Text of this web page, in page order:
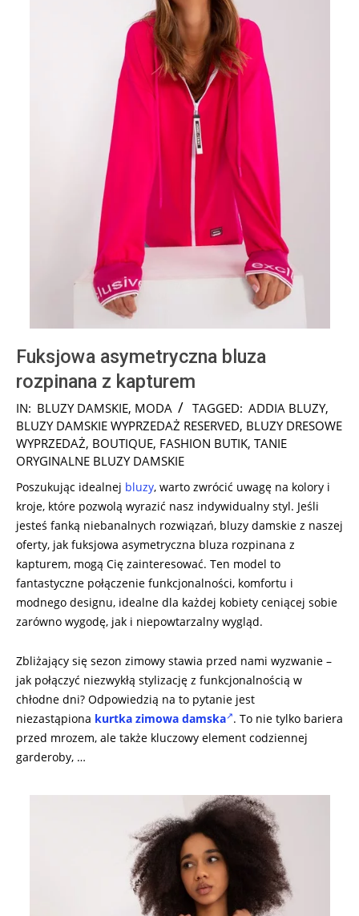
Fuksjowa asymetryczna bluza
rozpinana z kapturem
2024-
08-
06
IN: BLUZY DAMSKIE, MODA TAGGED: ADDIA BLUZY,
BLUZY DAMSKIE WYPRZEDAŻ RESERVED, BLUZY DRESOWE
WYPRZEDAŻ, BOUTIQUE, FASHION BUTIK, TANIE
ORYGINALNE BLUZY DAMSKIE
Poszukując idealnej bluzy, warto zwrócić uwagę na kolory i
kroje, które pozwolą wyrazić nasz indywidualny styl. Jeśli
jesteś fanką niebanalnych rozwiązań, bluzy damskie z naszej
oferty, jak fuksjowa asymetryczna bluza rozpinana z
kapturem, mogą Cię zainteresować. Ten model to
fantastyczne połączenie funkcjonalności, komfortu i
modnego designu, idealne dla każdej kobiety ceniącej sobie
zarówno wygodę, jak i niepowtarzalny wygląd.
Zbliżający się sezon zimowy stawia przed nami wyzwanie –
jak połączyć niezwykłą stylizację z funkcjonalnością w
chłodne dni? Odpowiedzią na to pytanie jest
niezastąpiona kurtka zimowa damska . To nie tylko bariera
przed mrozem, ale także kluczowy element codziennej
garderoby, …